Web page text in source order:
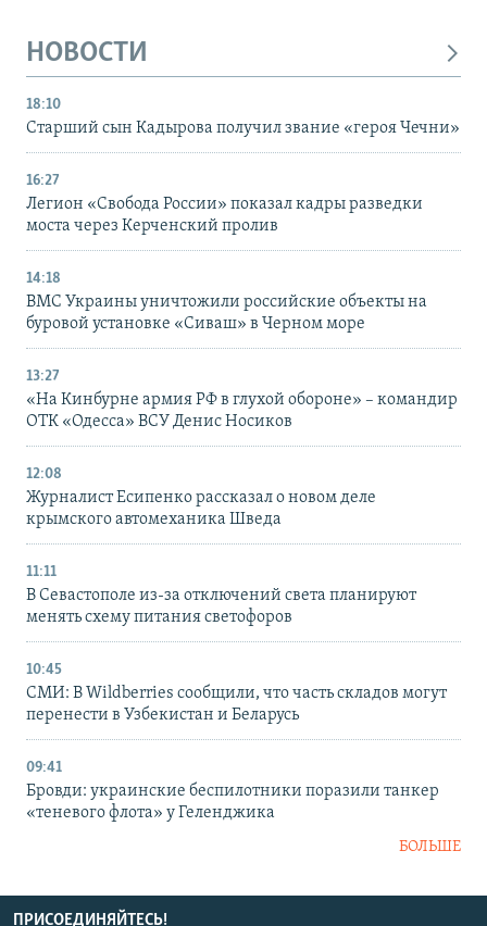
НОВОСТИ
18:10
Старший сын Кадырова получил звание «героя Чечни»
16:27
Легион «Свобода России» показал кадры разведки
моста через Керченский пролив
14:18
ВМС Украины уничтожили российские объекты на
буровой установке «Сиваш» в Черном море
13:27
«На Кинбурне армия РФ в глухой обороне» – командир
ОТК «Одесса» ВСУ Денис Носиков
12:08
Журналист Есипенко рассказал о новом деле
крымского автомеханика Шведа
11:11
В Севастополе из-за отключений света планируют
менять схему питания светофоров
10:45
СМИ: В Wildberries сообщили, что часть складов могут
перенести в Узбекистан и Беларусь
09:41
Бровди: украинские беспилотники поразили танкер
«теневого флота» у Геленджика
БОЛЬШЕ
ПРИСОЕДИНЯЙТЕСЬ!